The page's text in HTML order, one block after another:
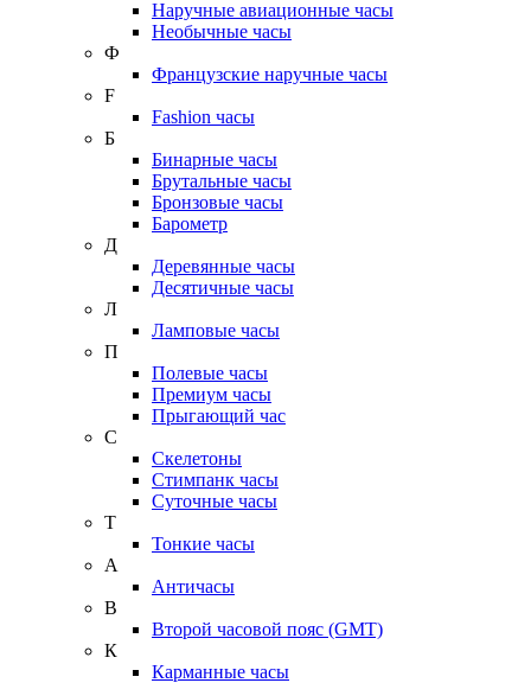
Наручные авиационные часы
Необычные часы
Ф
Французские наручные часы
F
Fashion часы
Б
Бинарные часы
Брутальные часы
Бронзовые часы
Барометр
Д
Деревянные часы
Десятичные часы
Л
Ламповые часы
П
Полевые часы
Премиум часы
Прыгающий час
С
Скелетоны
Стимпанк часы
Суточные часы
Т
Тонкие часы
А
Античасы
В
Второй часовой пояс (GMT)
К
Карманные часы